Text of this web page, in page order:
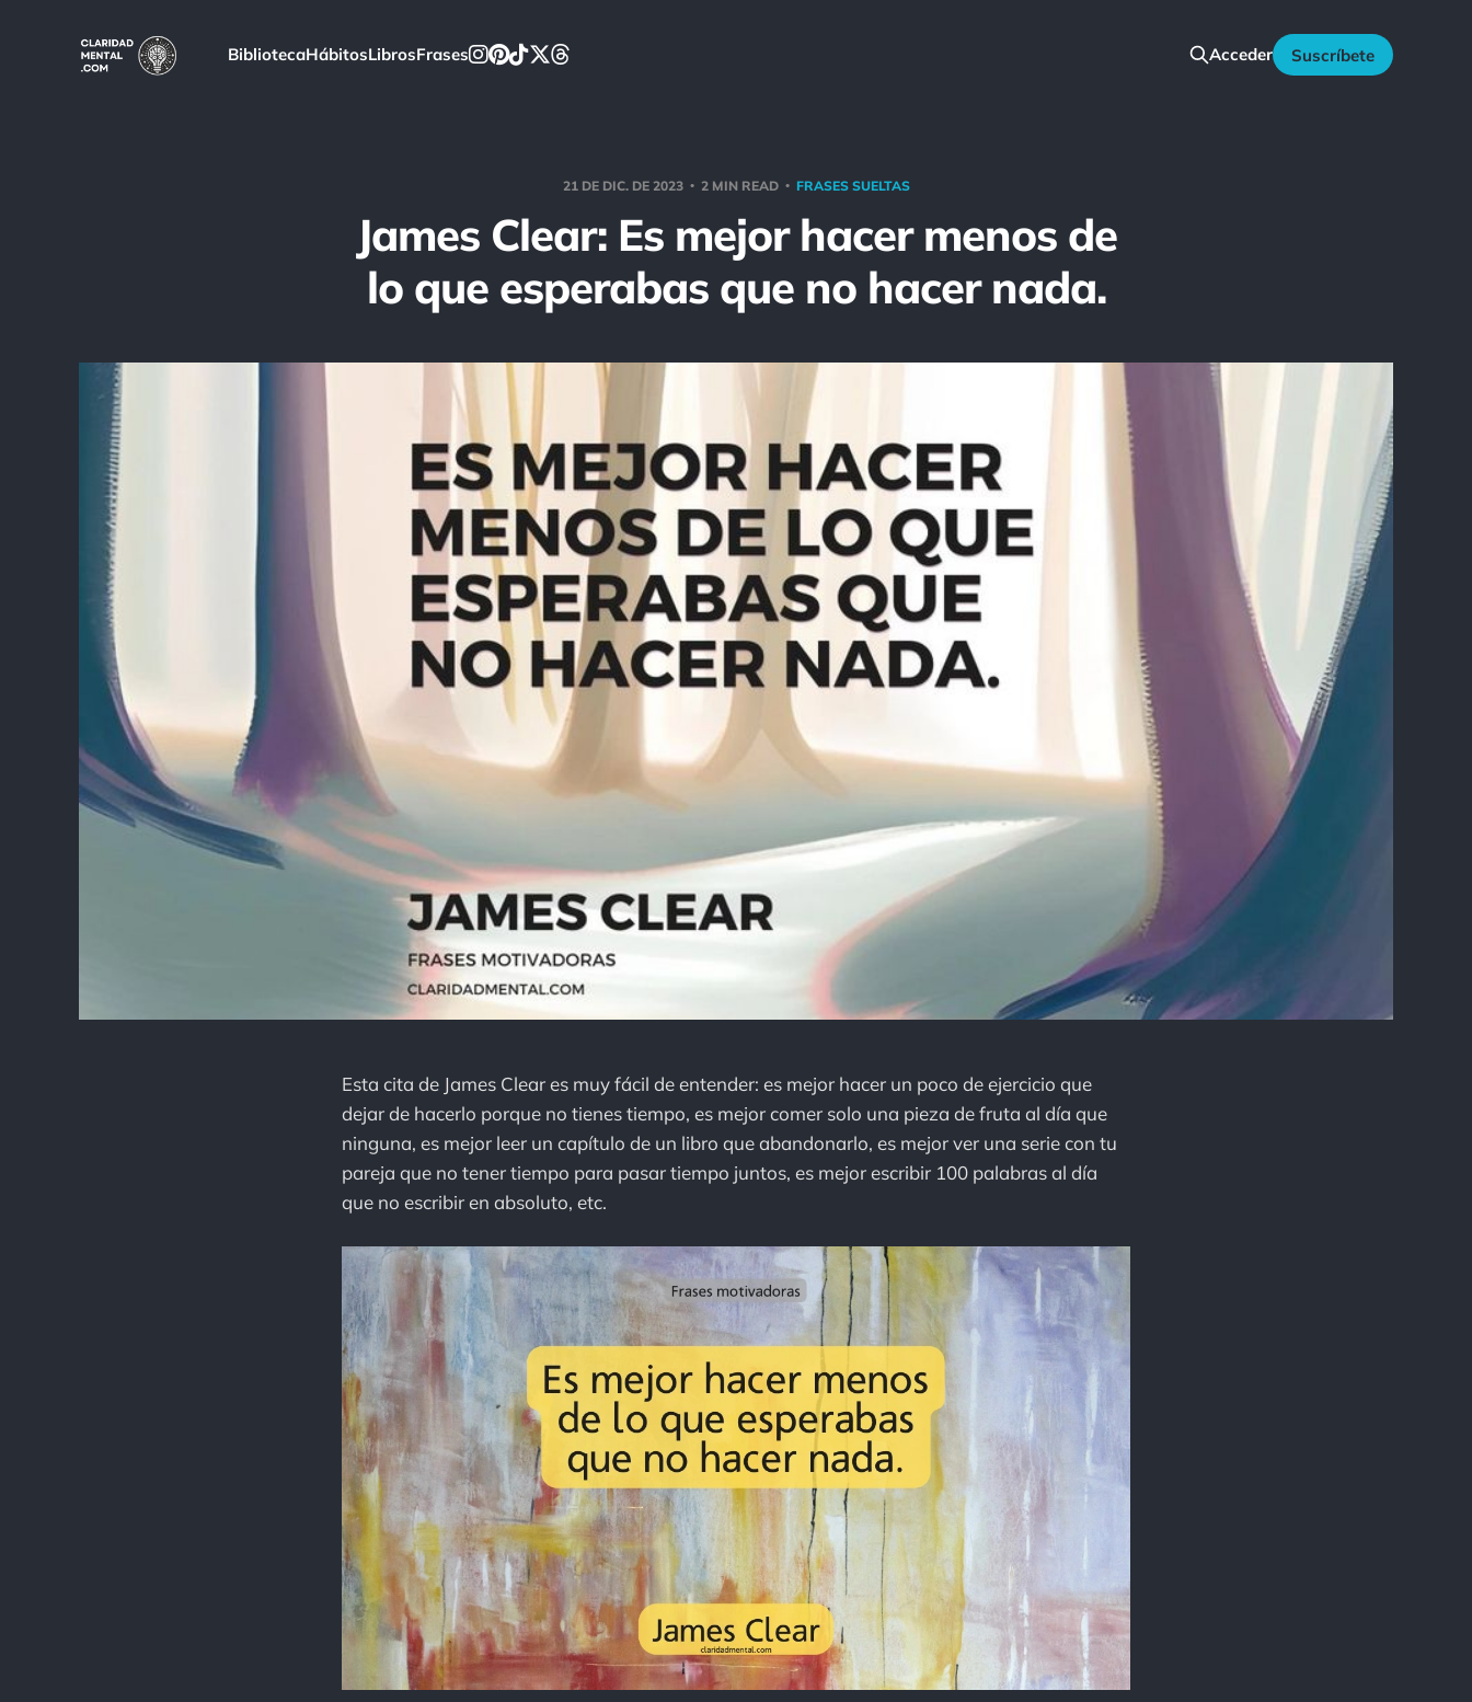
BibliotecaHábitosLibrosFrases Acceder Suscríbete
21 DE DIC. DE 2023 2 MIN READ FRASES SUELTAS
James Clear: Es mejor hacer menos de
lo que esperabas que no hacer nada.
Esta cita de James Clear es muy fácil de entender: es mejor hacer un poco de ejercicio que
dejar de hacerlo porque no tienes tiempo, es mejor comer solo una pieza de fruta al día que
ninguna, es mejor leer un capítulo de un libro que abandonarlo, es mejor ver una serie con tu
pareja que no tener tiempo para pasar tiempo juntos, es mejor escribir 100 palabras al día
que no escribir en absoluto, etc.